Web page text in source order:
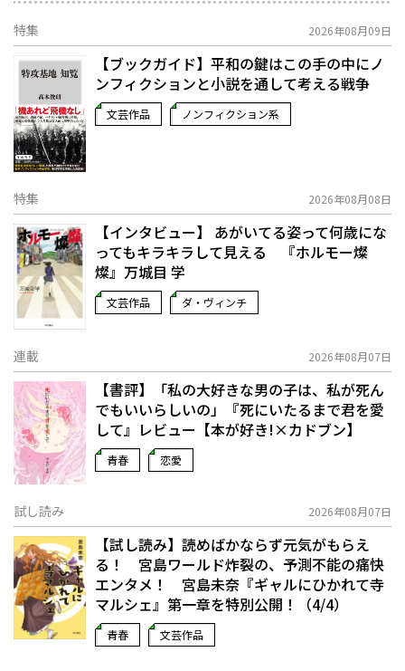
特集 2026年08月09日
【ブックガイド】平和の鍵はこの手の中に――ノ
ンフィクションと小説を通して考える戦争
文芸作品 ノンフィクション系
特集 2026年08月08日
【インタビュー】 あがいてる姿って何歳にな
ってもキラキラして見える 『ホルモー燦
燦』万城目 学
文芸作品 ダ・ヴィンチ
連載 2026年08月07日
【書評】「私の大好きな男の子は、私が死ん
でもいいらしいの」――『死にいたるまで君を愛
して』レビュー【本が好き!×カドブン】
青春 恋愛
試し読み 2026年08月07日
【試し読み】読めばかならず元気がもらえ
る！ 宮島ワールド炸裂の、予測不能の痛快
エンタメ！ 宮島未奈『ギャルにひかれて寺
マルシェ』第一章を特別公開！（4/4）
青春 文芸作品